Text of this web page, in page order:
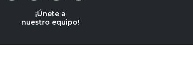
¡Únete a
nuestro equipo!